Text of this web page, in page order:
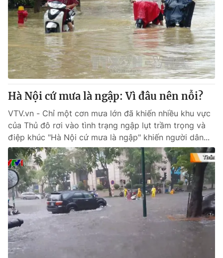
Hà Nội cứ mưa là ngập: Vì đâu nên nỗi?
VTV.vn - Chỉ một cơn mưa lớn đã khiến nhiều khu vực
của Thủ đô rơi vào tình trạng ngập lụt trầm trọng và
điệp khúc "Hà Nội cứ mưa là ngập" khiến người dân...